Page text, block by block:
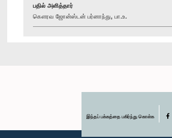
பதில் அளித்தார்
கௌரவ ஜோன்ஸ்டன் பர்னாந்து, பா.உ.
இந்தப் பக்கத்தை பகிர்ந்து கொள்க